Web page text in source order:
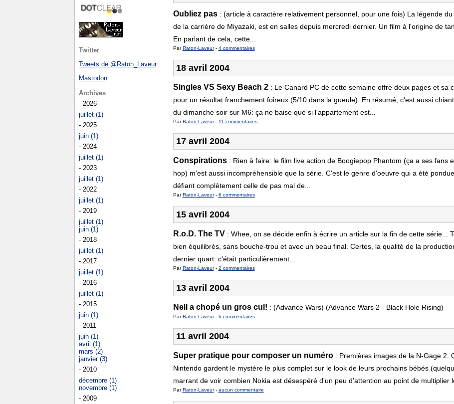
Oubliez pas: (article à caractère relativement personnel, pour une fois) La légende
de la carrière de Miyazaki, est en salles depuis mercredi dernier. Un film à l'origine de
En parlant de cela, cette...
ParRaton-Laveur- 4 commentaires
18 avril 2004
Singles VS Sexy Beach 2: Le Canard PC de cette semaine offre deux pages et sa
pour un résultat franchement foireux (5/10 dans la gueule). En résumé, c'est aussi
du dimanche soir sur M6: ça ne baise que si l'appartement est...
ParRaton-Laveur- 11 commentaires
17 avril 2004
Conspirations: Rien à faire: le film live action de Boogiepop Phantom (ça a ses fans
hop) m'est aussi incompréhensible que la série. C'est le genre d'oeuvre qui a été
défiant complètement celle de pas mal de...
ParRaton-Laveur- 6 commentaires
15 avril 2004
R.o.D. The TV : Whee, on se décide enfin à écrire un article sur la fin de cette série...
bien équilibrés, sans bouche-trou et avec un beau final. Certes, la qualité de la
dernier quart: c'était particulièrement...
ParRaton-Laveur- 2 commentaires
13 avril 2004
Nell a chopé un gros cul! : (Advance Wars) (Advance Wars 2 - Black Hole Rising)
ParRaton-Laveur- 6 commentaires
11 avril 2004
Super pratique pour composer un numéro: Premières images de la N-Gage 2.
Nintendo gardent le mystère le plus complet sur le look de leurs prochains bébés
marrant de voir combien Nokia est désespéré d'un peu d'attention au point de multiplier
ParRaton-Laveur- aucun commentaire
Twitter
Tweets de @Raton_Laveur
Mastodon
Archives
- 2026
juillet (1)
- 2025
juin (1)
- 2024
juillet (1)
- 2023
juillet (1)
- 2022
juillet (1)
- 2019
juillet (1)
juin (1)
- 2018
juillet (1)
- 2017
juillet (1)
- 2016
juillet (1)
- 2015
juin (1)
- 2011
juin (1)
avril (1)
mars (2)
janvier (3)
- 2010
décembre (1)
novembre (1)
- 2009